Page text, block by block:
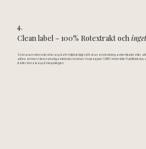
4.
Clean label – 100% Rotextraktoch
Shatavari roten extraheras på ett miljövänligt sätt utan användning av kemikalier eller
aktiva ämnen i dess naturliga inbördes relation. Varje kapsel SRI81 innehåller full klinisk
ställer stora krav på inkapslingen.